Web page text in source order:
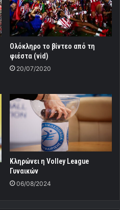
Ολόκληρο το βίντεο από τη
φιέστα (vid)
20/07/2020
Κληρώνει η Volley League
Γυναικών
06/08/2024